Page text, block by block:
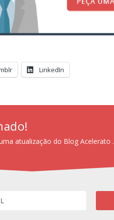
LinkedIn
atualização do Blog Acelerato .